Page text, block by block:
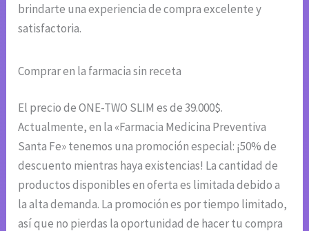
brindarte una experiencia de compra excelente y
satisfactoria.
Comprar en la farmacia sin receta
El precio de ONE-TWO SLIM es de 39.000$.
Actualmente, en la «Farmacia Medicina Preventiva
Santa Fe» tenemos una promoción especial: ¡50% de
descuento mientras haya existencias! La cantidad de
productos disponibles en oferta es limitada debido a
la alta demanda. La promoción es por tiempo limitado,
así que no pierdas la oportunidad de hacer tu compra